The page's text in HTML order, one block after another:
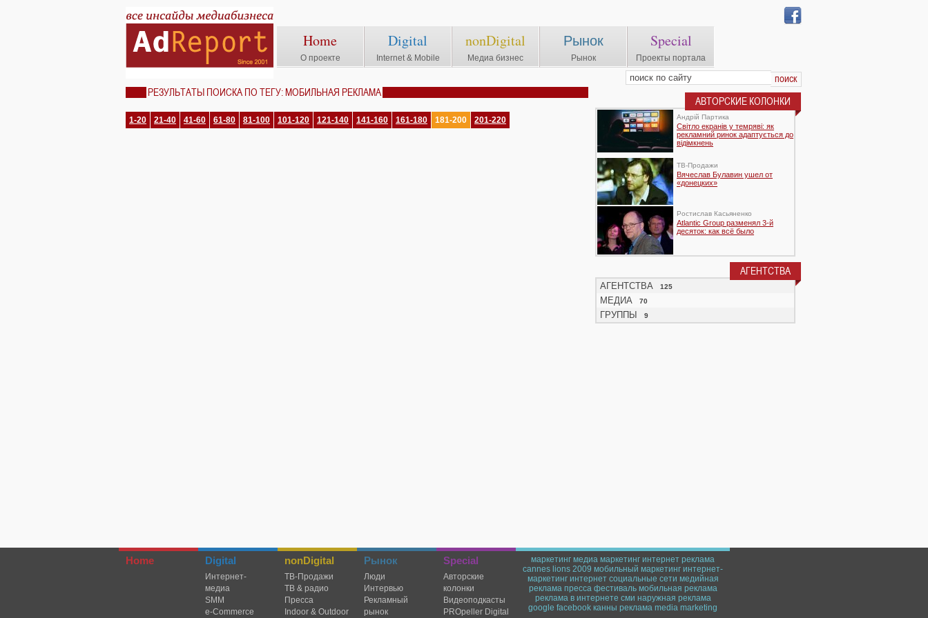
Home
О проекте
Digital
Internet & Mobile
nonDigital
Медиа бизнес
Рынок
Рынок
Special
Проекты портала
РЕЗУЛЬТАТЫ ПОИСКА ПО ТЕГУ: МОБИЛЬНАЯ РЕКЛАМА
1-20 21-40 41-60 61-80 81-100 101-120 121-140 141-160 161-180 181-200 201-220
АВТОРСКИЕ КОЛОНКИ
Андрій Партика
Світло екранів у темряві: як
рекламний ринок адаптується до
відімкнень
TВ-Продажи
Вячеслав Булавин ушел от
«донецких»
Ростислав Касьяненко
Atlantic Group разменял 3-й
десяток: как всё было
АГЕНТСТВА
АГЕНТСТВА 125
МЕДИА 70
ГРУППЫ 9
Home Digital
Интернет-
медиа
SMM
e-Commerce
nonDigital
TВ-Продажи
ТВ & радио
Пресса
Indoor & Outdoor
Рынок
Люди
Интервью
Рекламный
рынок
Special
Авторские
колонки
Видеоподкасты
PROpeller Digital
маркетинг медиа маркетинг интернет реклама
cannes lions 2009 мобильный маркетинг интернет-
маркетинг интернет социальные сети медийная
реклама пресса фестиваль мобильная реклама
реклама в интернете сми наружная реклама
google facebook канны реклама media marketing